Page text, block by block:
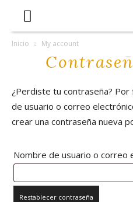
Inicio My account
¿Perdiste tu contraseña?
de usuario o correo
crear una contraseña nueva
Nombre de usuario o correo
Restablecer contraseña